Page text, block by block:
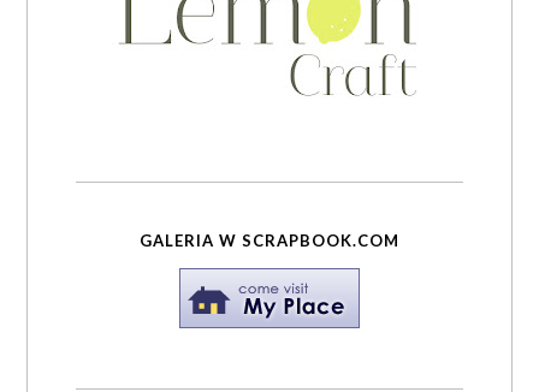
GALERIA W SCRAPBOOK.COM